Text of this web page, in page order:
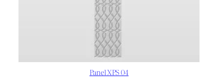
Panel XPS 04